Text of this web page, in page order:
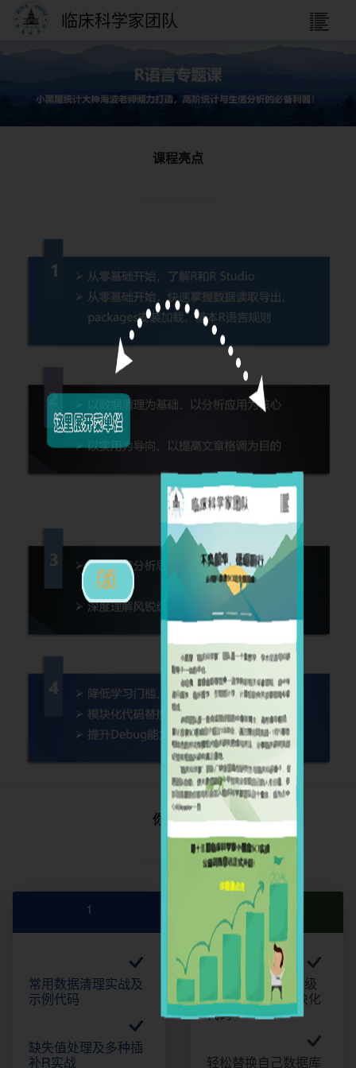
临床科学家团队
课程亮点
你将习得
1
常用数据清理实战及
示例代码
缺失值处理及多种插
补R实战
2
掌握SCI论文发表级
图表快速制作模块化
代码
轻松替换自己数据库